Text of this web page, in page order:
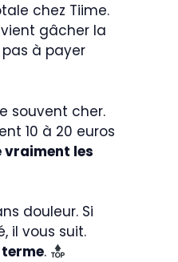
chez Tiime.
gâcher la
à payer
souvent cher.
10 à 20 euros
vraiment les
douleur. Si
il vous suit.
.